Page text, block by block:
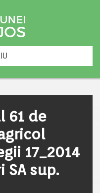
61 de
17_2014
SA sup.